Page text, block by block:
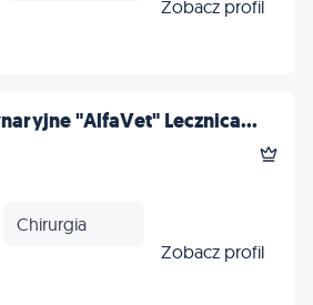
Zobacz profil
"AlfaVet" Lecznica...
Chirurgia
Zobacz profil